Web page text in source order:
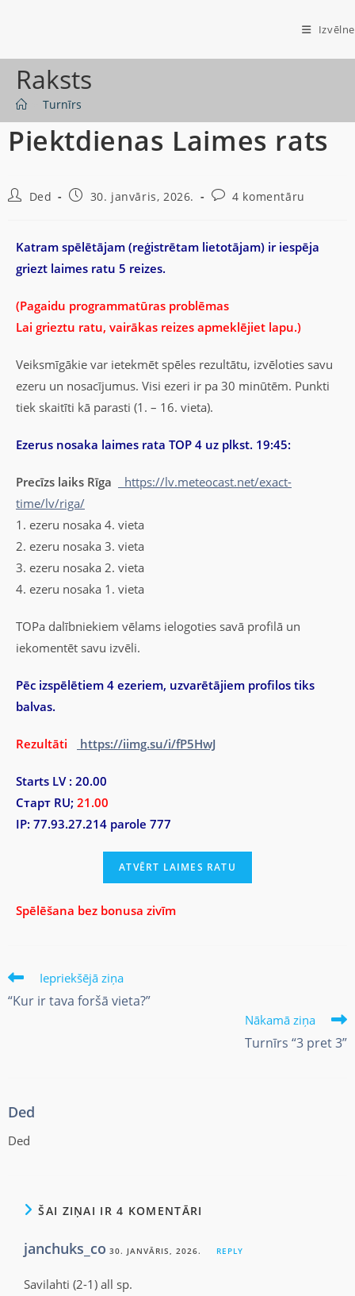
Izvēlne
Raksts
Turnīrs
Piektdienas Laimes rats
Ded 30. janvāris, 2026. 4 komentāru
Katram spēlētājam (reģistrētam lietotājam) ir iespēja
griezt laimes ratu 5 reizes.
(Pagaidu programmatūras problēmas
Lai grieztu ratu, vairākas reizes apmeklējiet lapu.)
Veiksmīgākie var ietekmēt spēles rezultātu, izvēloties savu
ezeru un nosacījumus. Visi ezeri ir pa 30 minūtēm. Punkti
tiek skaitīti kā parasti (1. – 16. vieta).
Ezerus nosaka laimes rata TOP 4 uz plkst. 19:45:
Precīzs laiks Rīga
https://lv.meteocast.net/exact-
time/lv/riga/
1. ezeru nosaka 4. vieta
2. ezeru nosaka 3. vieta
3. ezeru nosaka 2. vieta
4. ezeru nosaka 1. vieta
TOPa dalībniekiem vēlams ielogoties savā profilā un
iekomentēt savu izvēli.
Pēc izspēlētiem 4 ezeriem, uzvarētājiem profilos tiks
balvas.
Rezultāti https://iimg.su/i/fP5HwJ
Starts LV : 20.00
Старт RU; 21.00
IP: 77.93.27.214 parole 777
Spēlēšana bez bonusa zivīm
Iepriekšējā ziņa
“Kur ir tava foršā vieta?”
Nākamā ziņa
Turnīrs “3 pret 3”
Ded
Ded
ŠAI ZIŅAI IR 4 KOMENTĀRI
janchuks_co 30. JANVĀRIS, 2026. REPLY
Savilahti (2-1) all sp.